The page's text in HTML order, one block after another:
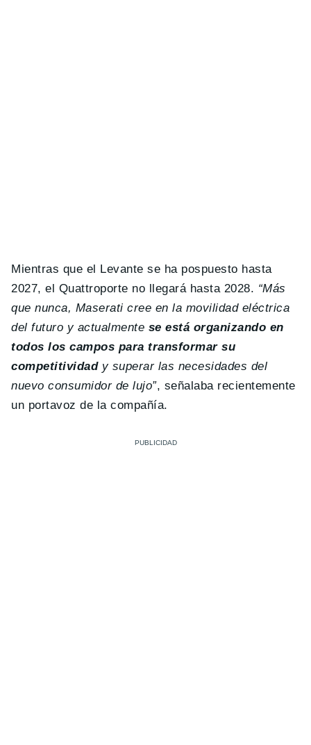
Mientras que el Levante se ha pospuesto hasta
2027, el Quattroporte no llegará hasta 2028. “Más
que nunca, Maserati cree en la movilidad eléctrica
del futuro y actualmente se está organizando en
todos los campos para transformar su
competitividady superar las necesidades del
nuevo consumidor de lujo”, señalaba recientemente
un portavoz de la compañía.